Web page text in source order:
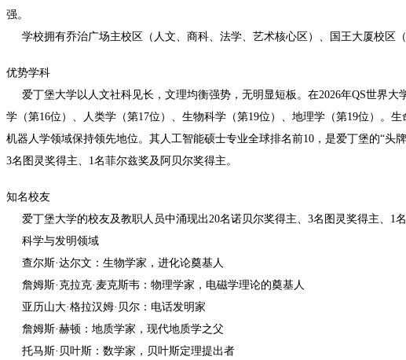
强。
学校拥有乔治广场主校区（人文、商科、法学、艺术核心区）、国王大厦校区
优势学科
爱丁堡大学以人文社科见长，文理均衡强势，无明显短板。在2026年QS世界大
学（第16位）、人类学（第17位）、生物科学（第19位）、地理学（第19位）。生
机器人学领域保持领先地位。其人工智能硕士专业全球排名前10，是爱丁堡的“头
3名图灵奖得主、1名菲尔兹奖及阿贝尔奖得主。
知名校友
爱丁堡大学的校友及教职人员中涌现出20名诺贝尔奖得主、3名图灵奖得主、1
科学与发明领域
查尔斯·达尔文：生物学家，进化论奠基人
詹姆斯·克拉克·麦克斯韦：物理学家，电磁学理论的奠基人
亚历山大·格拉汉姆·贝尔：电话发明家
詹姆斯·赫顿：地质学家，现代地质学之父
托马斯·贝叶斯：数学家，贝叶斯定理提出者